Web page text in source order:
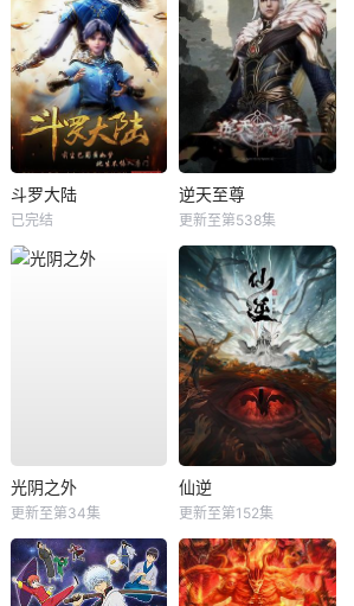
斗罗大陆
已完结
逆天至尊
更新至第538集
光阴之外
更新至第34集
仙逆
更新至第152集